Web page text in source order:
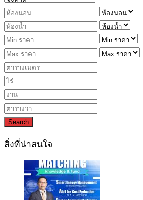
Search
สิ่งที่น่าสนใจ